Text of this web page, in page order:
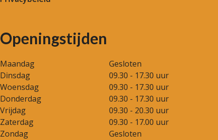
Openingstijden
Maandag
Gesloten
Dinsdag
09.30 - 17.30 uur
Woensdag
09.30 - 17.30 uur
Donderdag
09.30 - 17.30 uur
Vrijdag
09.30 - 20.30 uur
Zaterdag
09.30 - 17.00 uur
Zondag
Gesloten